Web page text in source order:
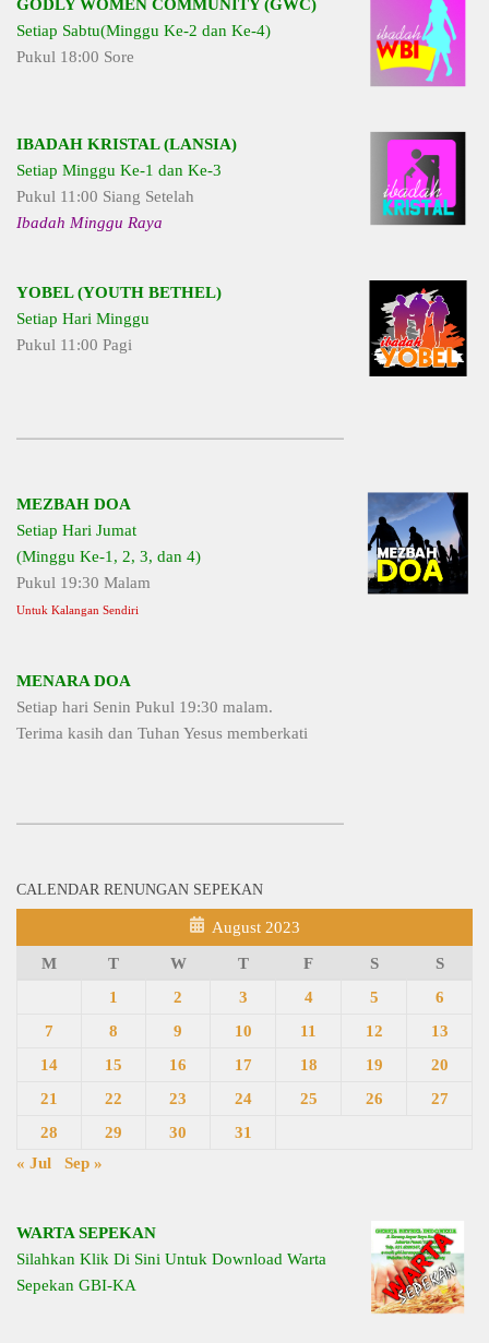
GODLY WOMEN COMMUNITY (GWC)
Setiap Sabtu(Minggu Ke-2 dan Ke-4)
Pukul 18:00 Sore
IBADAH KRISTAL (LANSIA)
Setiap Minggu Ke-1 dan Ke-3
Pukul 11:00 Siang Setelah
Ibadah Minggu Raya
YOBEL (YOUTH BETHEL)
Setiap Hari Minggu
Pukul 11:00 Pagi
MEZBAH DOA
Setiap Hari Jumat
(Minggu Ke-1, 2, 3, dan 4)
Pukul 19:30 Malam
Untuk Kalangan Sendiri
MENARA DOA
Setiap hari Senin Pukul 19:30 malam.
Terima kasih dan Tuhan Yesus memberkati
CALENDAR RENUNGAN SEPEKAN
August 2023
M T W T F S
S
1
2 3 4 5
6
7
8 9 10 11 12
13
14
15 16 17 18 19
20
21
22 23 24 25 26
27
28
29 30
31
« Jul
Sep »
WARTA SEPEKAN
Silahkan Klik Di Sini Untuk Download Warta
Sepekan GBI-KA